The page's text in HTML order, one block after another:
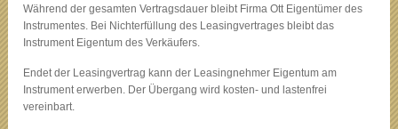
Während der gesamten Vertragsdauer bleibt Firma Ott Eigentümer des
Instrumentes. Bei Nichterfüllung des Leasingvertrages bleibt das
Instrument Eigentum des Verkäufers.
Endet der Leasingvertrag kann der Leasingnehmer Eigentum am
Instrument erwerben. Der Übergang wird kosten- und lastenfrei
vereinbart.